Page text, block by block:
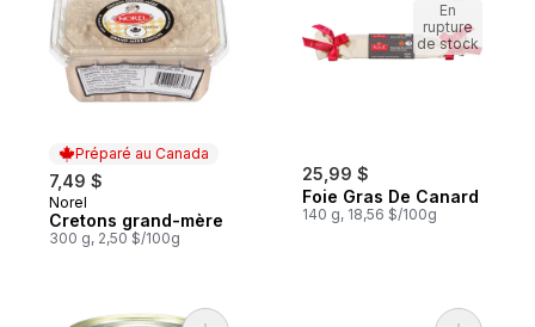
Préparé au Canada
7,49 $
Préparé au Canada
Norel
Cretons grand-mère
300 g, 2,50 $/100g
25,99 $
Foie Gras De Canard
140 g, 18,56 $/100g
En
rupture
de stock